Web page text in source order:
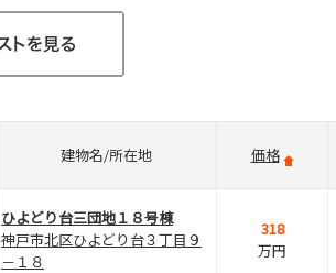
建物名/所在地 価格
ひよどり台三団地１８号棟
神戸市北区ひよどり台３丁目９
－１８
318
万円